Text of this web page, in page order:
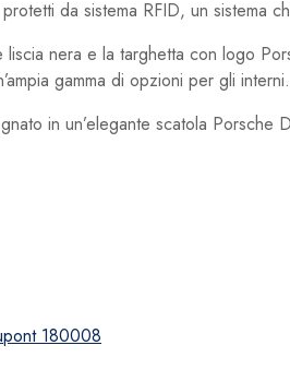
da sistema RFID, un sistema
nera e la targhetta con logo
gamma di opzioni per gli interni.
in un’elegante scatola Porsche